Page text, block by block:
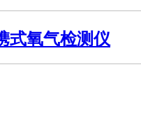
式氧气检测仪